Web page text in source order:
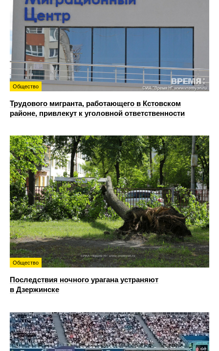
Общество
Трудового мигранта, работающего в Кстовском
районе, привлекут к уголовной ответственности
Общество
Последствия ночного урагана устраняют
в Дзержинске